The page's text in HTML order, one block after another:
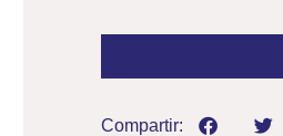
Compartir: